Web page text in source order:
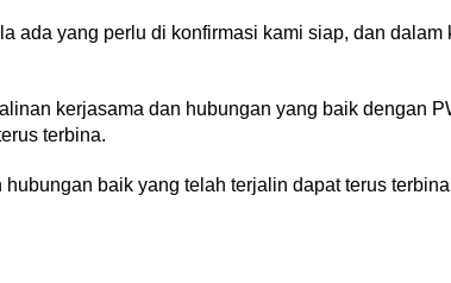
ada yang perlu di konfirmasi kami siap, dan
kerjasama dan hubungan yang baik dengan
terbina.
baik yang telah terjalin dapat terus